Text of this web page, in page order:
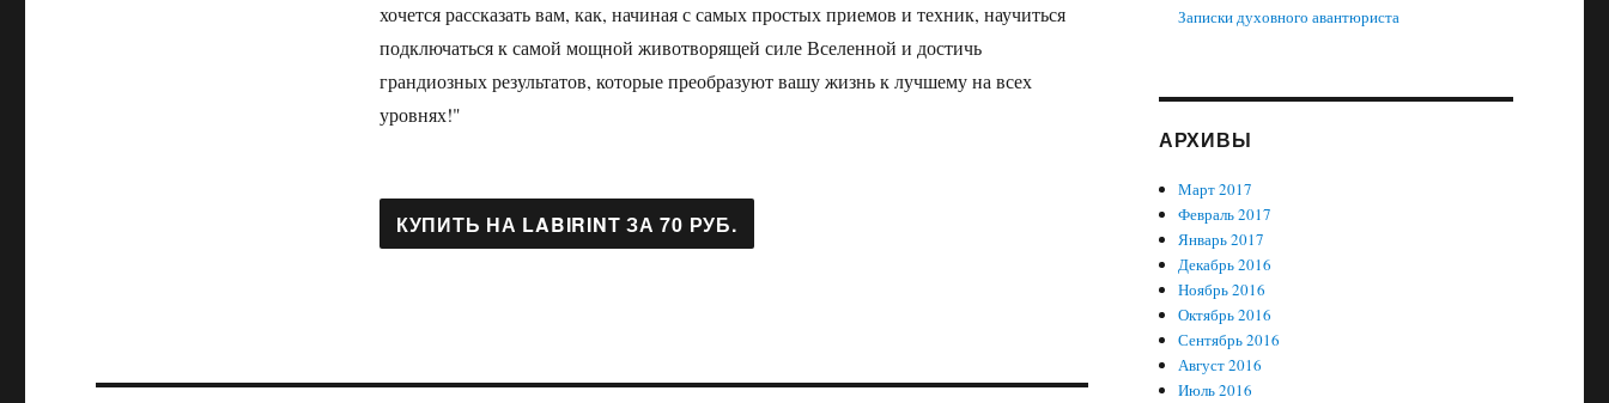
хочется рассказать вам, как, начиная с самых простых приемов и техник, научиться
подключаться к самой мощной животворящей силе Вселенной и достичь
грандиозных результатов, которые преобразуют вашу жизнь к лучшему на всех
уровнях!"
Записки духовного авантюриста
АРХИВЫ
Март 2017
Февраль 2017
Январь 2017
Декабрь 2016
Ноябрь 2016
Октябрь 2016
Сентябрь 2016
Август 2016
Июль 2016